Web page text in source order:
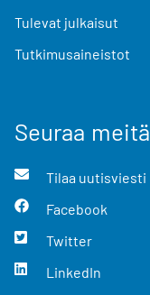
Tulevat julkaisut
Tutkimusaineistot
Seuraa meitä
Tilaa uutisviesti
Facebook
Twitter
LinkedIn